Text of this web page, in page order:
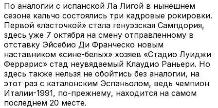
По аналогии с испанской Ла Лигой в нынешнем
сезоне кальчо состоялись три кадровые рокировки.
Первой «ласточкой» стала генуэзская Сампдория,
здесь уже 7 октября на смену отправленному в
отставку Эйсебио Ди Франческо новым
наставником «сине-белых» хозяев «Стадио Луиджи
Феррарис» стад неувядаемый Клаудио Раньери. Но
здесь также нельзя не обойтись без аналогии, на
этот раз с каталонским Эспаньолом, ведь чемпион
Италии-1991, по-прежнему, находится на самом
последнем 20 месте.